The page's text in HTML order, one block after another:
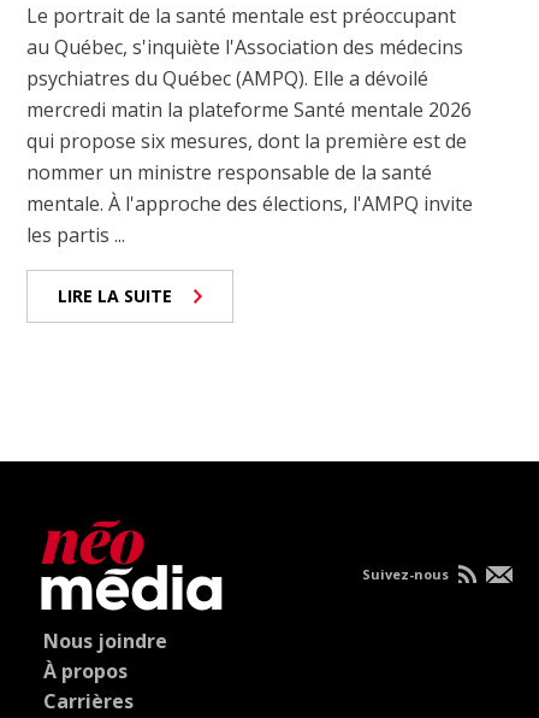
Le portrait de la santé mentale est préoccupant
au Québec, s'inquiète l'Association des médecins
psychiatres du Québec (AMPQ). Elle a dévoilé
mercredi matin la plateforme Santé mentale 2026
qui propose six mesures, dont la première est de
nommer un ministre responsable de la santé
mentale. À l'approche des élections, l'AMPQ invite
les partis ...
LIRE LA SUITE
Nous joindre
À propos
Carrières
Suivez-nous